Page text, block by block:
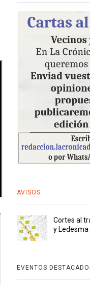
AVISOS
Cortes al
y
EVENTOS